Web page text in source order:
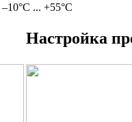
–10°C ... +55°C
Настройка